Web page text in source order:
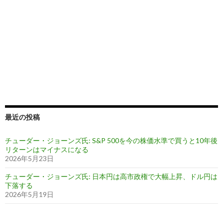
最近の投稿
チューダー・ジョーンズ氏: S&P 500を今の株価水準で買うと10年後
リターンはマイナスになる
2026年5月23日
チューダー・ジョーンズ氏: 日本円は高市政権で大幅上昇、ドル円は
下落する
2026年5月19日